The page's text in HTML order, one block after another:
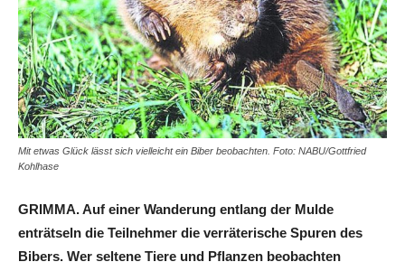
Mit etwas Glück lässt sich vielleicht ein Biber beobachten. Foto: NABU/Gottfried
Kohlhase
GRIMMA. Auf einer Wanderung entlang der Mulde
enträtseln die Teilnehmer die verräterische Spuren des
Bibers. Wer seltene Tiere und Pflanzen beobachten